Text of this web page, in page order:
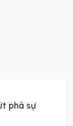
phá sự